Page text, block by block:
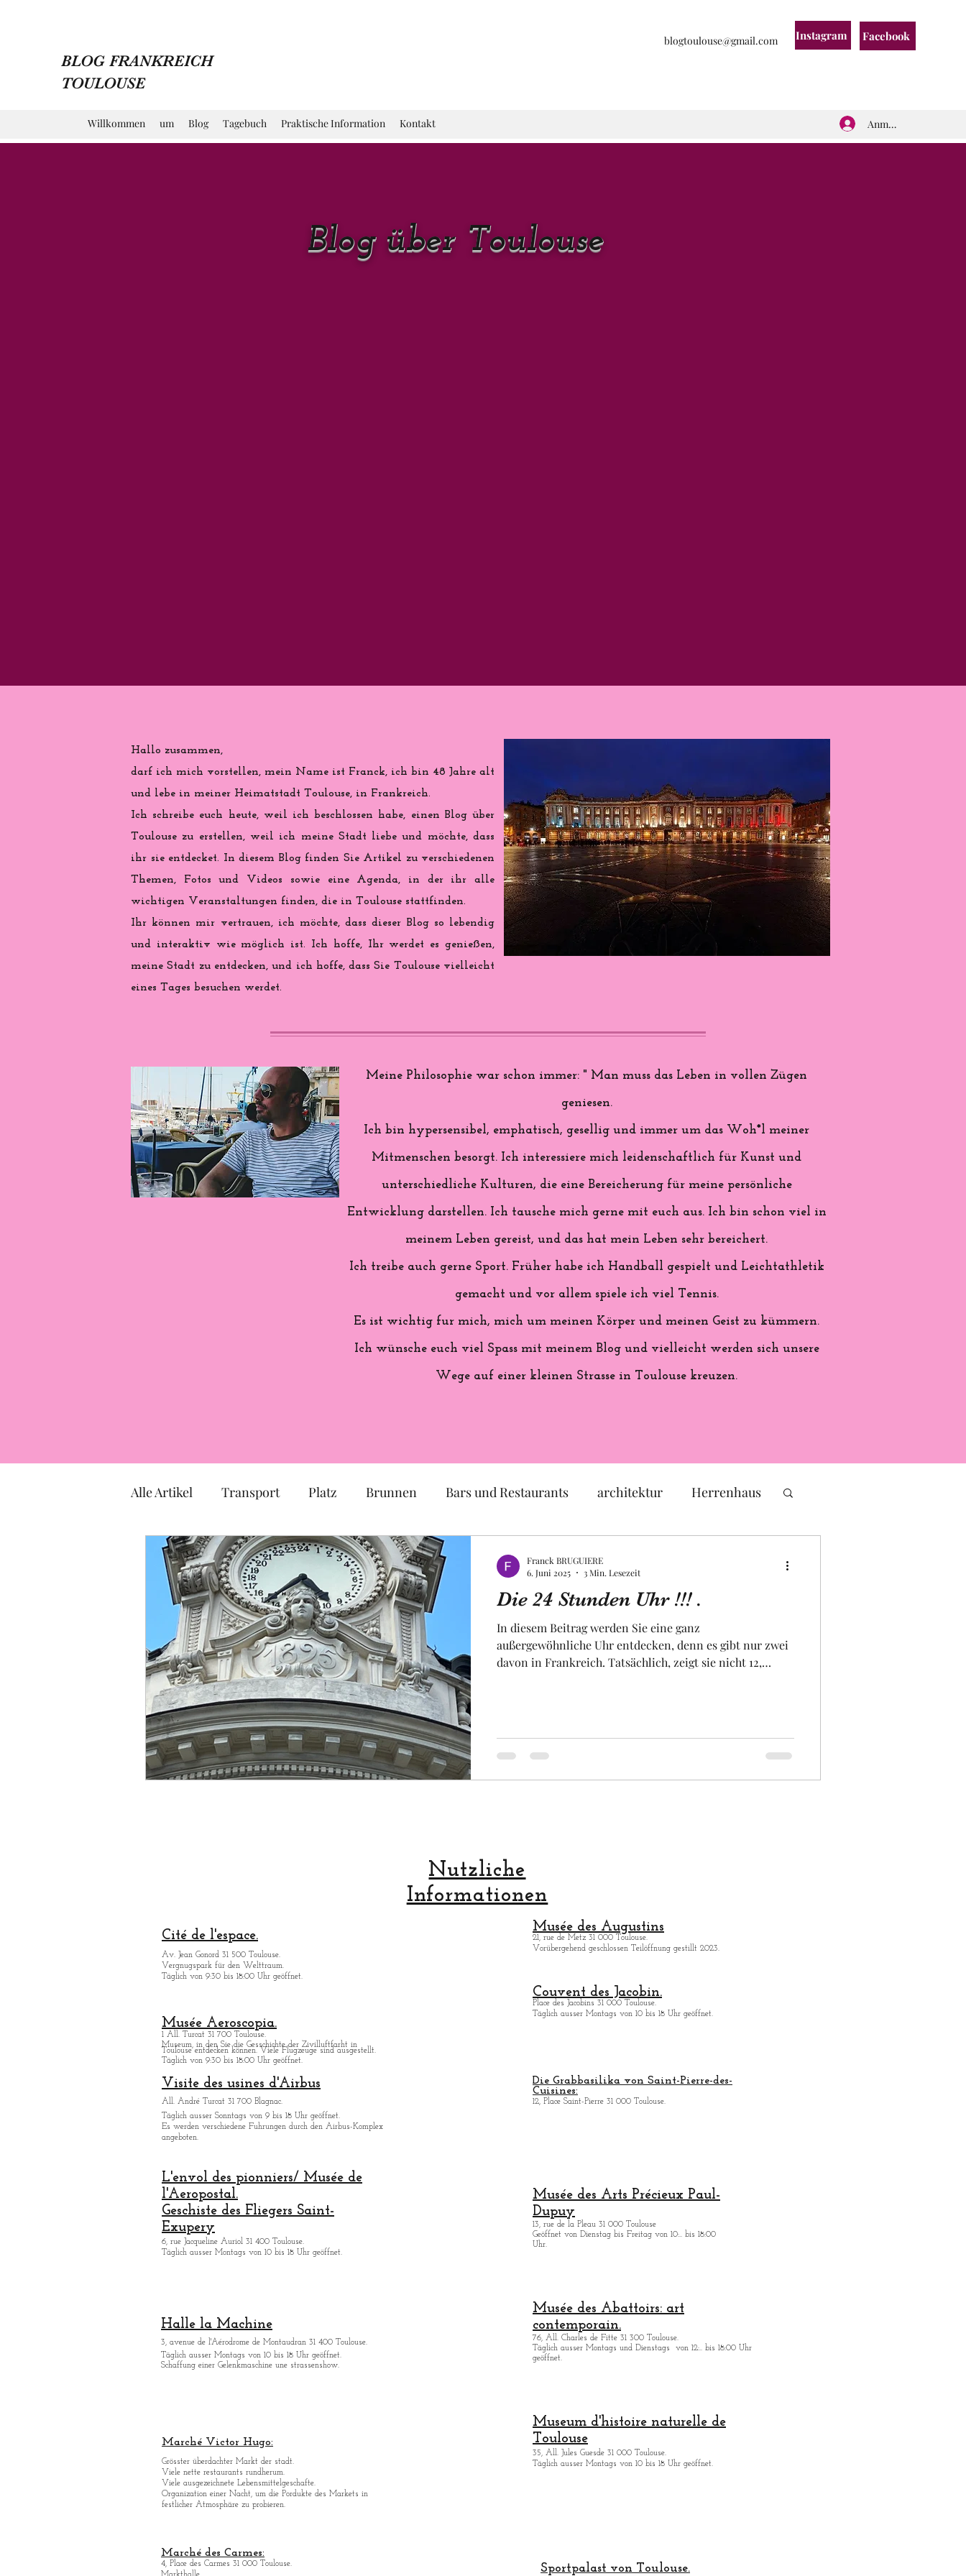
BLOG FRANKREICH
TOULOUSE
blogtoulouse@gmail.com Instagram Facebook
Willkommen um Blog Tagebuch Praktische Information Kontakt Anmelden
Blog über Toulouse
Hallo zusammen,
darf ich mich vorstellen, mein Name ist Franck, ich bin 48 Jahre alt
und lebe in meiner Heimatstadt Toulouse, in Frankreich.
Ich schreibe euch heute, weil ich beschlossen habe, einen Blog über
Toulouse zu erstellen, weil ich meine Stadt liebe und möchte, dass
ihr sie entdecket. In diesem Blog finden Sie Artikel zu verschiedenen
Themen, Fotos und Videos sowie eine Agenda, in der ihr alle
wichtigen Veranstaltungen finden, die in Toulouse stattfinden.
Ihr können mir vertrauen, ich möchte, dass dieser Blog so lebendig
und interaktiv wie möglich ist. Ich hoffe, Ihr werdet es genießen,
meine Stadt zu entdecken, und ich hoffe, dass Sie Toulouse vielleicht
eines Tages besuchen werdet.
Meine Philosophie war schon immer: " Man muss das Leben in vollen Zügen
geniesen.
Ich bin hypersensibel, emphatisch, gesellig und immer um das Woh*l meiner
Mitmenschen besorgt. Ich interessiere mich leidenschaftlich für Kunst und
unterschiedliche Kulturen, die eine Bereicherung für meine persönliche
Entwicklung darstellen. Ich tausche mich gerne mit euch aus. Ich bin schon viel in
meinem Leben gereist, und das hat mein Leben sehr bereichert.
Ich treibe auch gerne Sport. Früher habe ich Handball gespielt und Leichtathletik
gemacht und vor allem spiele ich viel Tennis.
Es ist wichtig fur mich, mich um meinen Körper und meinen Geist zu kümmern.
Ich wünsche euch viel Spass mit meinem Blog und vielleicht werden sich unsere
Wege auf einer kleinen Strasse in Toulouse kreuzen.
Alle Artikel Transport Platz Brunnen Bars und Restaurants architektur Herrenhaus
Markt Kirche Museum Garten Ausstellung
TOULOUSE Okzitanien Politik Statue Skulptur Pastell lokales Handwerk
Designer Handwerker Obst und Gemüse Luftfahrt Fakultät Universität
Religion Festival Europa Raum
Die 24 Stunden Uhr !!! .
In diesem Beitrag werden Sie eine ganz
außergewöhnliche Uhr entdecken, denn es gibt nur zwei
davon in Frankreich. Tatsächlich, zeigt sie nicht 12,
entd
Franck BRUGUIERE
6. Juni 2025
3 Min. Lesezeit
Nutzliche
Informationen
Cité de l'espace.
Av. Jean Gonord 31 500 Toulouse.
Vergnugspark für den Welttraum.
Täglich von 9:30 bis 18:00 Uhr geöffnet.
Musée des Augustins
21, rue de Metz 31 000 Toulouse.
Vorübergehend geschlossen Teilöffnung gestillt 2023.
Couvent des Jacobin.
Place des Jacobins 31 000 Toulouse.
Täglich ausser Montags von 10 bis 18 Uhr geöffnet.
Musée Aeroscopia.
1 All. Turcat 31 700 Toulouse.
Museum, in den Sie die Gesschichte der Zivilluftfarht in
Toulouse entdecken können. Viele Flugzeuge sind ausgestellt.
Täglich von 9:30 bis 18:00 Uhr geöffnet.
Visite des usines d'Airbus
All. André Turcat 31 700 Blagnac.
Täglich ausser Sonntags von 9 bis 18 Uhr geöffnet.
Es werden verschiedene Fuhrungen durch den Airbus-Komplex
angeboten.
L'envol des pionniers/ Musée de
l'Aeropostal.
Geschiste des Fliegers Saint-
Exupery
6, rue Jacqueline Auriol 31 400 Toulouse.
Täglich ausser Montags von 10 bis 18 Uhr geöffnet.
Halle la Machine
3, avenue de l'Aérodrome de Montaudran 31 400 Toulouse.
Täglich ausser Montags von 10 bis 18 Uhr geöffnet.
Schaffung einer Gelenkmaschine une strassenshow.
Marché Victor Hugo:
Grösster überdachter Markt der stadt.
Viele nette restaurants rundherum.
Viele ausgezeichnete Lebensmittelgeschafte.
Organization einer Nacht, um die Pordukte des Markets in
festlicher Atmosphäre zu probieren.
Marché des Carmes:
4, Place des Carmes 31 000 Toulouse.
Markthalle.
Die Grabbasilika von Saint-Pierre-des-
Cuisines:
12, Place Saint-Pierre 31 000 Toulouse.
Musée des Arts Précieux Paul-
Dupuy
13, rue de la Pleau 31 000 Toulouse
Geöffnet von Dienstag bis Freitag von 10:.. bis 18:00
Uhr.
Musée des Abattoirs: art
contemporain.
76, All. Charles de Fitte 31 300 Toulouse.
Täglich ausser Montags und Dienstags
von 12:.. bis 18:00 Uhr
geöffnet.
Museum d'histoire naturelle de
Toulouse
35, All. Jules Guesde 31 000 Toulouse.
Täglich ausser Montags von 10 bis 18 Uhr geöffnet.
Sportpalast von Toulouse.